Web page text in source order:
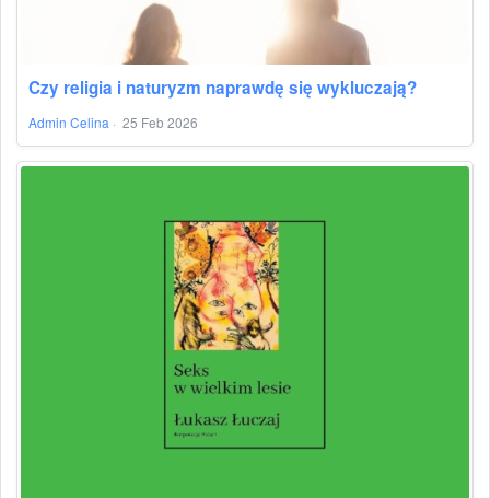
Czy religia i naturyzm naprawdę się wykluczają?
Admin Celina · 25 Feb 2026